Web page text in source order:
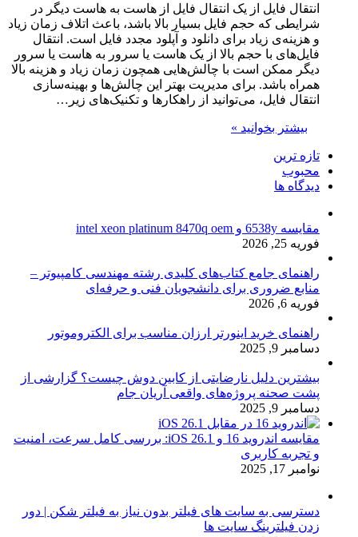
انتقال فایل از یک انتقال فایل از هاست به هاست دیگر در
شرایطی که حجم فایل بسیار بالا باشد، باعث اتلاف زمان زیاد
و هزینه‌ی زیاد برای دانلود و آپلود مجدد فایل است. انتقال
فایل‌های با حجم بالا از یک هاست یا سرور به هاست یا سرور
دیگر ممکن است با چالش‌هایی همچون زمان زیاد و هزینه بالا
همراه باشد. برای مدیریت بهتر این چالش‌ها و بهینه‌سازی
انتقال فایل، می‌توانید از راهکارها و تکنیک‌های زیر…
بیشتر بخوانید »
تازه ترین
محبوب
دیدگاه ها
مقایسه 6538y و intel xeon platinum 8470q oem
فوریه 25, 2026
راهنمای جامع کتاب‌های کلیدی رشته مهندسی کامپیوتر –
منابع ضروری برای دانشجویان فنی و حرفه‌ای
فوریه 6, 2026
راهنمای خرید اینورتر ارزان مناسب برای الکتروموتور
دسامبر 9, 2025
بیشترین دلیل نارضایتی از کابین دوش چیست؟ گزارشی از
پشت صحنه پروژه‌های واقعی آریان جام
دسامبر 9, 2025
مقایسه اندروید 16 و iOS 26.1: بررسی کامل سرعت، امنیت
و تجربه کاربری
نوامبر 17, 2025
دسترسی به سایت های فیلتر بدون نیاز به فیلتر شکن | دور
زدن فیلترینگ سایت ها